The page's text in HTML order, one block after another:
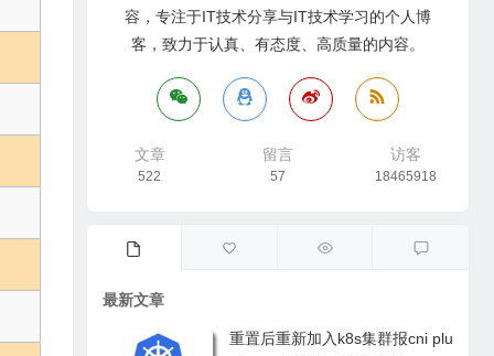
容，专注于IT技术分享与IT技术学习的个人博
客，致力于认真、有态度、高质量的内容。
文章
522
留言
57
访客
18465918
最新文章
重置后重新加入k8s集群报cni plu